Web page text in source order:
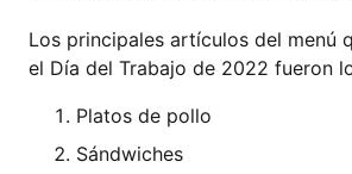
Los principales artículos del menú
el Día del Trabajo de 2022 fueron
Platos de pollo
Sándwiches